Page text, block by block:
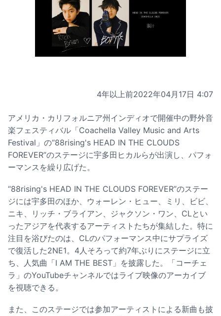
4年以上前2022年04月17日 4:07
アメリカ・カリフォルニア州インディオで開催中の野外音
楽フェスティバル「Coachella Valley Music and Arts
Festival」の“88rising's HEAD IN THE CLOUDS
FOREVER”のステージに宇多田ヒカルらが出演し、パフォ
ーマンスを繰り広げた。
“88rising's HEAD IN THE CLOUDS FOREVER”のステー
ジには宇多田のほか、ウォーレン・ヒュー、ミリ、ビビ、
ニキ、リッチ・ブライアン、ジャクソン・ワン、CLとい
ったアジアを代表するアーティストたちが集結した。特に
注目を浴びたのは、CLのパフォーマンス中にサプライズ
で復活した2NE1。4人そろって約7年ぶりにステージに立
ち、人気曲「I AM THE BEST」を披露した。「コーチェ
ラ」のYouTubeチャンネルではライブ映像のアーカイブ
を視聴できる。
また、このステージでは参加アーティストによる新曲も披